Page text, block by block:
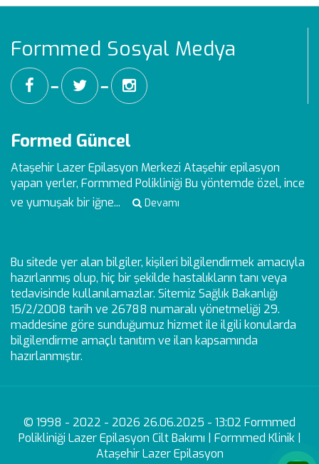
Formmed Sosyal Medya
━ ━
Formed Güncel
Ataşehir Lazer Epilasyon Merkezi Ataşehir epilasyon
yapan yerler, Formmed Polikliniği Bu yöntemde özel, ince
ve yumuşak bir iğne...
Devamı
Bu sitede yer alan bilgiler, kişileri bilgilendirmek amacıyla
hazırlanmış olup, hiç bir şekilde hastalıkların tanı veya
tedavisinde kullanılamazlar. Sitemiz Sağlık Bakanlığı
15/2/2008 tarih ve 26788 numaralı yönetmeliği 29.
maddesine göre sunduğumuz hizmet ile ilgili konularda
bilgilendirme amaçlı tanıtım ve ilan kapsamında
hazırlanmıştır.
© 1998 - 2022 - 2026 26.06.2025 - 13:02 Formmed
Polikliniği Lazer Epilasyon Cilt Bakımı | Formmed Klinik |
Ataşehir Lazer Epilasyon